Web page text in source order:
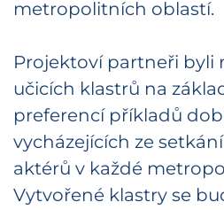
metropolitních oblastí.
Projektoví partneři byli
učicích klastrů na
preferencí příkladů
vycházejících ze
aktérů v každé
Vytvořené klastry se